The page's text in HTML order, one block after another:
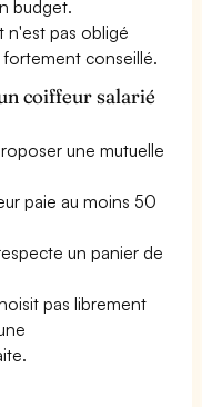
budget.
n'est pas obligé
fortement conseillé.
coiffeur salarié
une mutuelle
paie au moins 50
un panier de
pas librement